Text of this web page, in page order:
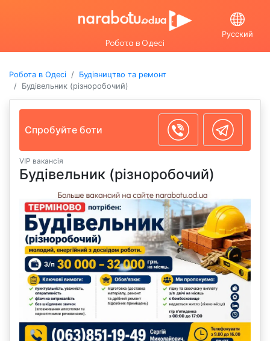
Робота в Одесі
Русский
Робота в Одесі
Будівництво та ремонт
Будівельник (різноробочий)
Спробуйте боти
VIP вакансія
Будівельник (різноробочий)